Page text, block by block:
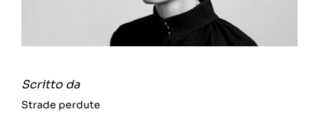
Scritto da
Strade perdute